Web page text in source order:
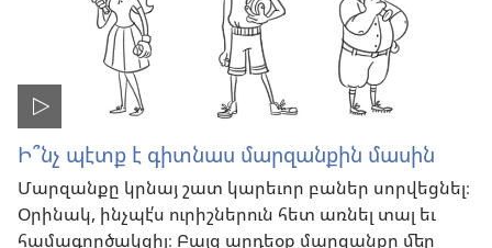
Ի՞նչ պէտք է գիտնաս մարզանքին մասին
Մարզանքը կրնայ շատ կարեւոր բաներ սորվեցնել։
Օրինակ, ինչպէ՛ս ուրիշներուն հետ առնել տալ եւ
համագործակցիլ։ Բայց արդեօք մարզանքը մեր